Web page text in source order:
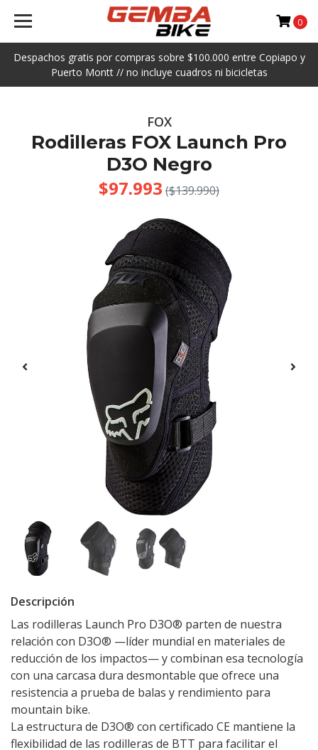
Despachos gratis por compras sobre $100.000 entre Copiapo y
Puerto Montt // no incluye cuadros ni bicicletas
0
FOX
Rodilleras FOX Launch Pro
D3O Negro
$97.993 ($139.990)
Descripción
Las rodilleras Launch Pro D3O® parten de nuestra
relación con D3O® —líder mundial en materiales de
reducción de los impactos— y combinan esa tecnología
con una carcasa dura desmontable que ofrece una
resistencia a prueba de balas y rendimiento para
mountain bike.
La estructura de D3O® con certificado CE mantiene la
flexibilidad de las rodilleras de BTT para facilitar el